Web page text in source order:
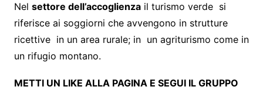
Nel settore dell’accoglienzail turismo verde si
riferisce ai soggiorni che avvengono in strutture
ricettive in un area rurale; in un agriturismo come in
un rifugio montano.
METTI UN LIKE ALLA PAGINA E SEGUI IL GRUPPO